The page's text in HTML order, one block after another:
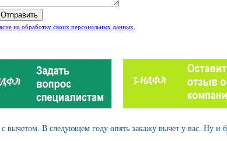
на обработку своих персональных данных
вычетом. В следующем году опять закажу вычет у вас. Ну и